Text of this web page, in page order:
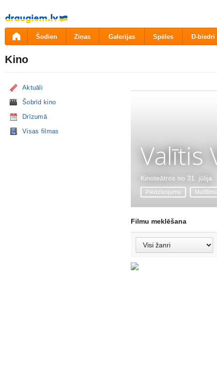
Pāriet
uz
saturu
Šodien Ziņas Galerijas Spēles D-biedri
Kino
Aktuāli
Šobrīd kino
Drīzumā
Visas filmas
Valītis
Kinoteātros no 31. jūlija
Piedzīvojumu
Filmu meklēšana